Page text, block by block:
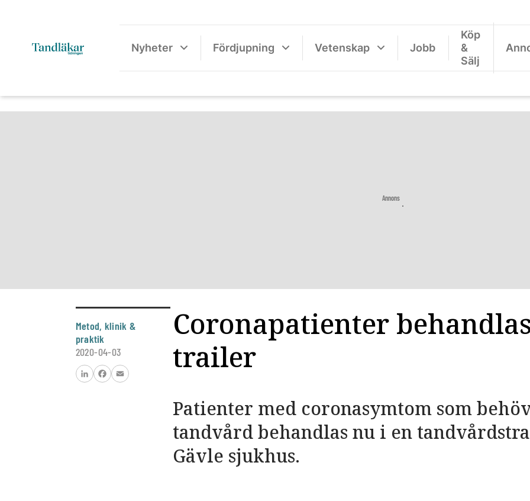
Nyheter Fördjupning Vetenskap Jobb
Köp
&
Sälj
Annons
Metod, klinik &
praktik
2020-04-03
FacebookEmail
Coronapatienter
trailer
Patienter med coronasymtom som
tandvård behandlas nu i en
Gävle sjukhus.